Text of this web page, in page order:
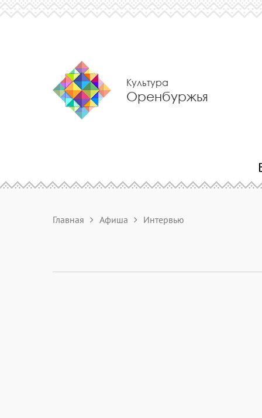
Культура
Оренбуржья
Главная Афиша Интервью